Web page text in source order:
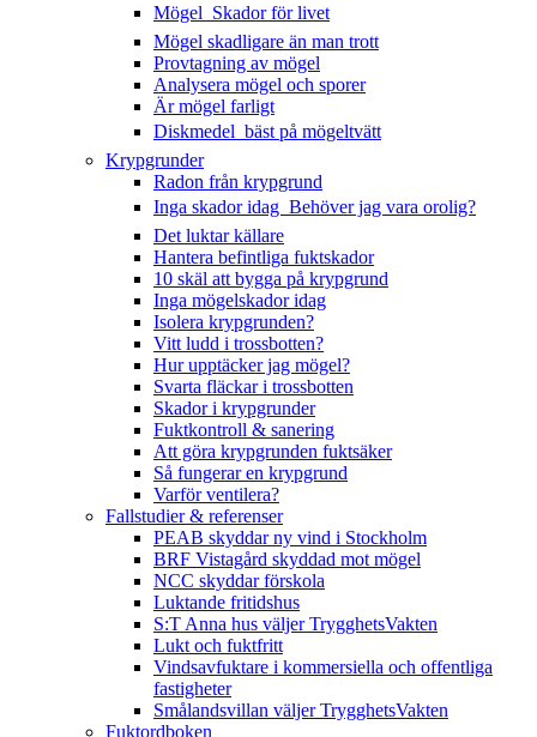
Mögel  Skador för livet
Mögel skadligare än man trott
Provtagning av mögel
Analysera mögel och sporer
Är mögel farligt
Diskmedel  bäst på mögeltvätt
Krypgrunder
Radon från krypgrund
Inga skador idag  Behöver jag vara orolig?
Det luktar källare
Hantera befintliga fuktskador
10 skäl att bygga på krypgrund
Inga mögelskador idag
Isolera krypgrunden?
Vitt ludd i trossbotten?
Hur upptäcker jag mögel?
Svarta fläckar i trossbotten
Skador i krypgrunder
Fuktkontroll & sanering
Att göra krypgrunden fuktsäker
Så fungerar en krypgrund
Varför ventilera?
Fallstudier & referenser
PEAB skyddar ny vind i Stockholm
BRF Vistagård skyddad mot mögel
NCC skyddar förskola
Luktande fritidshus
S:T Anna hus väljer TrygghetsVakten
Lukt och fuktfritt
Vindsavfuktare i kommersiella och offentliga
fastigheter
Smålandsvillan väljer TrygghetsVakten
Fuktordboken